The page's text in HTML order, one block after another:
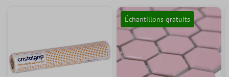
Échantillons gratuits